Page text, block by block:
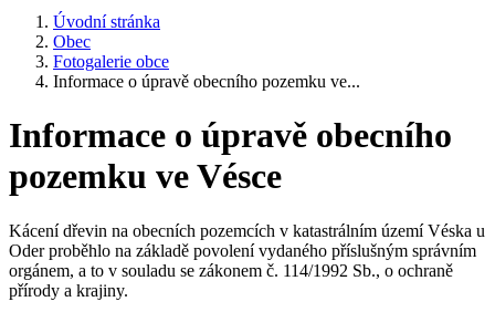
Úvodní stránka
Obec
Fotogalerie obce
Informace o úpravě obecního pozemku ve...
Informace o úpravě obecního
pozemku ve Vésce
Kácení dřevin na obecních pozemcích v katastrálním území Véska u
Oder proběhlo na základě povolení vydaného příslušným správním
orgánem, a to v souladu se zákonem č. 114/1992 Sb., o ochraně
přírody a krajiny.